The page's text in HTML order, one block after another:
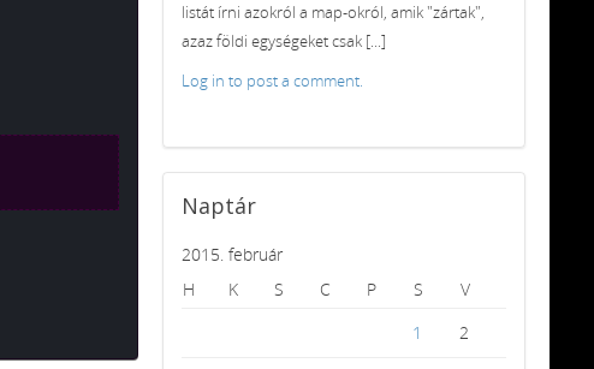
listát írni azokról a map-okról, amik "zártak",
azaz földi egységeket csak [...]
Log in to post a comment.
Naptár
2015. február
H
K S C P S
V
1
2